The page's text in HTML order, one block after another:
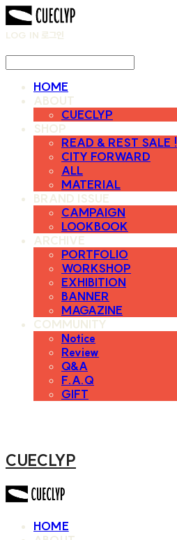
LOG IN 로그인
HOME
ABOUT
CUECLYP
SHOP
READ & REST SALE !
CITY FORWARD
ALL
MATERIAL
BRAND ISSUE
CAMPAIGN
LOOKBOOK
ARCHIVE
PORTFOLIO
WORKSHOP
EXHIBITION
BANNER
MAGAZINE
COMMUNITY
Notice
Review
Q&A
F.A.Q
GIFT
CUECLYP
HOME